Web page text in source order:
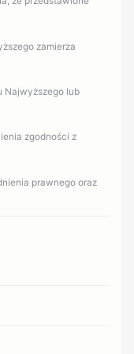
zamierza
Najwyższego lub
zgodności z
prawnego oraz